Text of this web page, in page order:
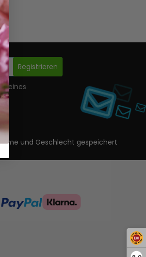
Registrieren
eines
und Geschlecht gespeichert